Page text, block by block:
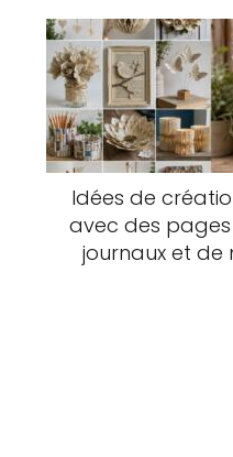
Idées de
avec des pages
journaux et de